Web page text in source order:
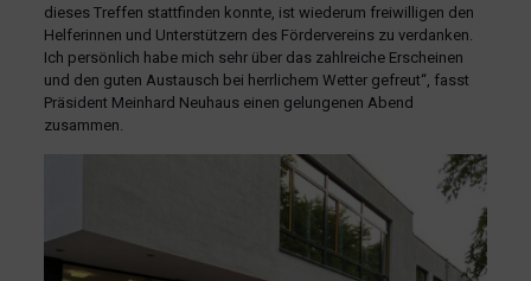
dieses Treffen stattfinden konnte, ist wiederum freiwilligen den
Helferinnen und Unterstützern des Fördervereins zu verdanken.
Ich persönlich habe mich sehr über das zahlreiche Erscheinen
und den guten Austausch bei herrlichem Wetter gefreut“, fasst
Präsident Meinhard Neuhaus einen gelungenen Abend
zusammen.